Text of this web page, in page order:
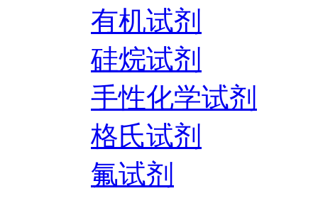
有机试剂
硅烷试剂
手性化学试剂
格氏试剂
氟试剂